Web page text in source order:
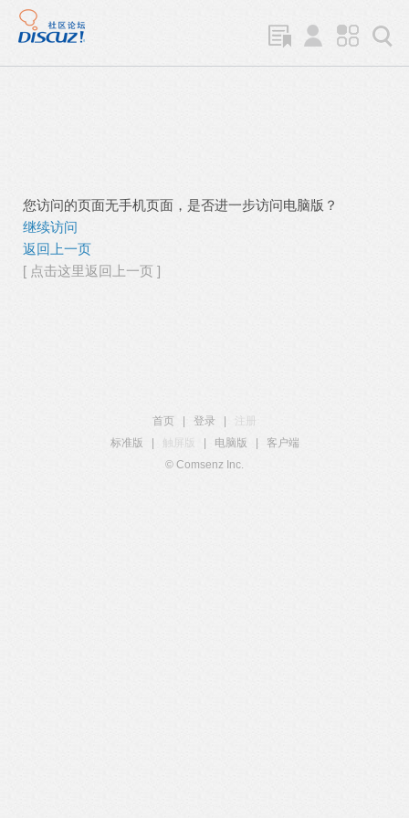
您访问的页面无手机页面，是否进一步访问电脑版？
继续访问
返回上一页
[ 点击这里返回上一页 ]
首页 登录
注册
标准版
触屏版 电脑版
客户端
© Comsenz Inc.